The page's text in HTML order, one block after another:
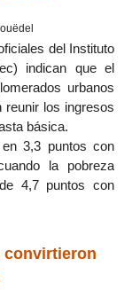
del Instituto
indican que el
urbanos
reunir los ingresos
básica.
3,3 puntos con
la pobreza
4,7 puntos con
convirtieron